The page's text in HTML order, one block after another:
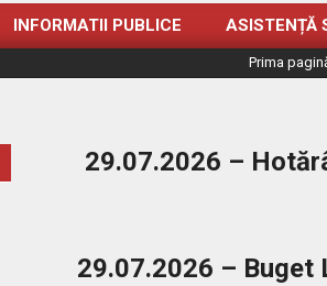
INFORMATII PUBLICE ASISTENȚĂ
Prima
29.07.2026 –
29.07.2026 – Buget